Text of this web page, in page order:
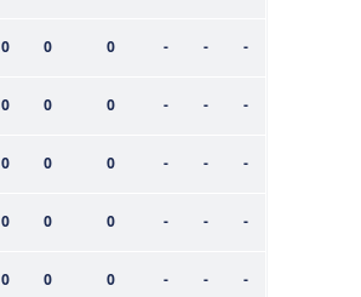
0 0 0 - - -
0 0 0 - - -
0 0 0 - - -
0 0 0 - - -
0 0 0 - - -